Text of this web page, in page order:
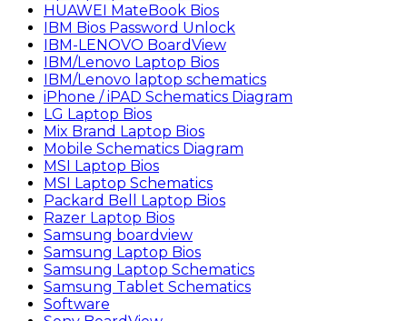
HUAWEI MateBook Bios
IBM Bios Password Unlock
IBM-LENOVO BoardView
IBM/Lenovo Laptop Bios
IBM/Lenovo laptop schematics
iPhone / iPAD Schematics Diagram
LG Laptop Bios
Mix Brand Laptop Bios
Mobile Schematics Diagram
MSI Laptop Bios
MSI Laptop Schematics
Packard Bell Laptop Bios
Razer Laptop Bios
Samsung boardview
Samsung Laptop Bios
Samsung Laptop Schematics
Samsung Tablet Schematics
Software